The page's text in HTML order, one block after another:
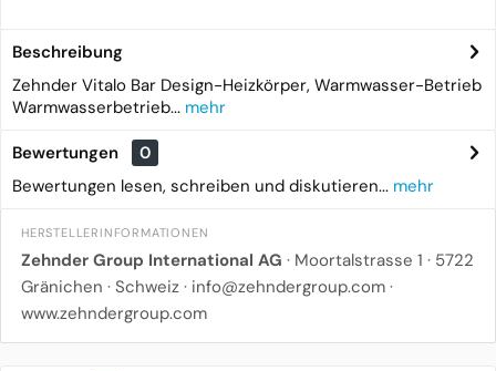
Beschreibung
Zehnder Vitalo Bar Design-Heizkörper, Warmwasser-Betrieb
Warmwasserbetrieb... mehr
Bewertungen
0
Bewertungen lesen, schreiben und diskutieren... mehr
HERSTELLERINFORMATIONEN
Zehnder Group International AG · Moortalstrasse 1 · 5722
Gränichen · Schweiz · info@zehndergroup.com ·
www.zehndergroup.com